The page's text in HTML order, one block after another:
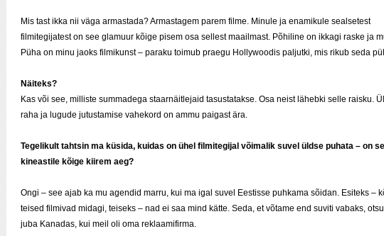
Mis tast ikka nii väga armastada? Armastagem parem filme. Minule ja enamikule sealsetest
filmitegijatest on see glamuur kõige pisem osa sellest maailmast. Põhiline on ikkagi raske ja
Püha on minu jaoks filmikunst – paraku toimub praegu Hollywoodis paljutki, mis rikub seda
Näiteks?
Kas või see, milliste summadega staarnäitlejaid tasustatakse. Osa neist lähebki selle raisku.
raha ja lugude jutustamise vahekord on ammu paigast ära.
Tegelikult tahtsin ma küsida, kuidas on ühel filmitegijal võimalik suvel üldse puhata – on
kineastile kõige kiirem aeg?
Ongi – see ajab ka mu agendid marru, kui ma igal suvel Eestisse puhkama sõidan. Esiteks –
teised filmivad midagi, teiseks – nad ei saa mind kätte. Seda, et võtame end suviti vabaks,
juba Kanadas, kui meil oli oma reklaamifirma.